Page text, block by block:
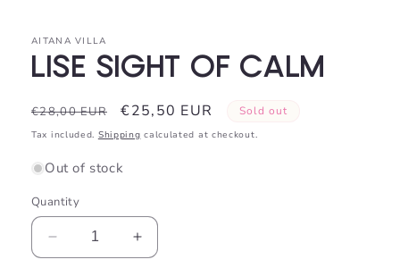
AITANA VILLA
LISE SIGHT OF CALM
Regular
price
€28,00 EUR
Sale
price
€25,50 EUR Sold out
Tax included. Shipping calculated at checkout.
Out of stock
Quantity
Decrease
quantity
Increase
quantity